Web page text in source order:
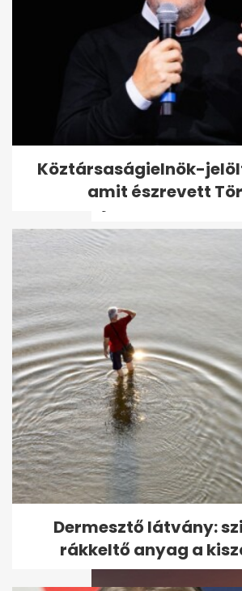
Kiakadt a horvát
külügyminiszter
ajándékra - A
Megölték az
eltűnt a
Köztársaságielnök-
amit észrevett
Dermesztő látvány:
rákkeltő anyag a